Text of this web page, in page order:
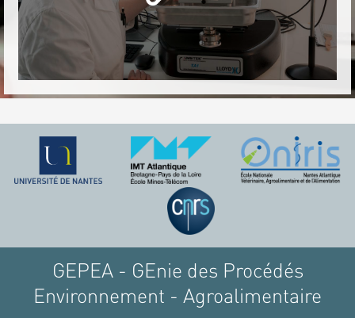
GEPEA - GEnie des Procédés
Environnement - Agroalimentaire